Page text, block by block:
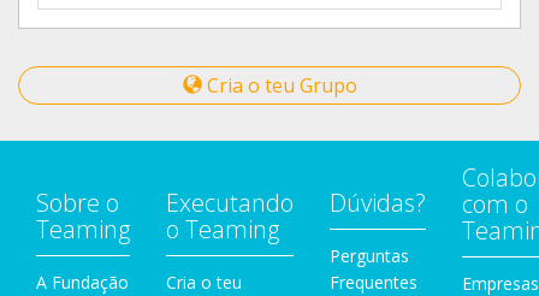
Cria o teu Grupo
Sobre o
Teaming
A Fundação
Executando
o Teaming
Cria o teu
Dúvidas?
Perguntas
Frequentes
com o
Empresas